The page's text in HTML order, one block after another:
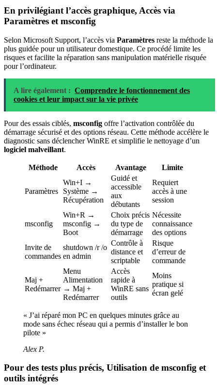
En privilégiant l’accès graphique, Accès via
Paramètres et msconfig
Selon Microsoft Support, l’accès via Paramètres reste la méthode la
plus guidée pour un utilisateur domestique. Ce procédé limite les
risques et facilite la réparation sans manipulation matérielle risquée
pour l’ordinateur.
A lire également : Comprendre le fonctionnement des
cookies et leur impact sur la vie privée
Pour des essais ciblés, msconfig offre l’activation contrôlée du
démarrage sécurisé et des options réseau. Cette méthode accélère le
diagnostic sans déclencher WinRE et simplifie le nettoyage d’un
logiciel malveillant.
Méthode Accès Avantage Limite
Paramètres
Win+I →
Système →
Récupération
Guidé et
accessible
aux
débutants
Requiert
accès à une
session
msconfig
Win+R →
msconfig →
Boot
Choix précis
du type de
démarrage
Nécessite
connaissance
des options
Invite de
commandes
shutdown /r /o
en admin
Contrôle à
distance et
scriptable
Risque
d’erreur de
commande
Maj +
Redémarrer
Menu
Alimentation
→ Maj +
Redémarrer
Accès
rapide à
WinRE sans
outils
Moins
pratique si
écran gelé
« J’ai réparé mon PC en quelques minutes grâce au
mode sans échec réseau qui a permis d’installer le bon
pilote »
Alex P.
Pour des tests plus précis, Utilisation de msconfig et
outils intégrés